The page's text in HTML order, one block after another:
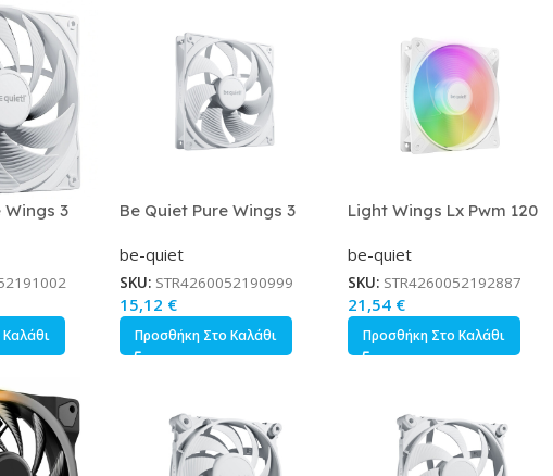
Wings 3
Λευκό
Be Quiet Pure Wings 3
Σύνδεση 4-Pin PWM Λευκό
be-quiet
SKU: STR4260052190999
15,12 €
Προσθήκη Στο Καλάθι
Light Wings Lx Pwm 120
Mm)
be-quiet
SKU: STR4260052192887
21,54 €
Προσθήκη Στο Καλάθι